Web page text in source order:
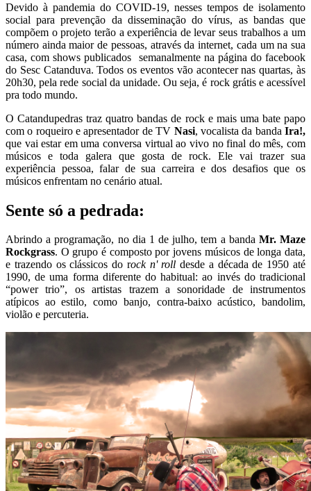
Devido à pandemia do COVID-19, nesses tempos de isolamento
social para prevenção da disseminação do vírus, as bandas que
compõem o projeto terão a experiência de levar seus trabalhos a um
número ainda maior de pessoas, através da internet, cada um na sua
casa, com shows publicados semanalmente na página do facebook
do Sesc Catanduva. Todos os eventos vão acontecer nas quartas, às
20h30, pela rede social da unidade. Ou seja, é rock grátis e acessível
pra todo mundo.
O Catandupedras traz quatro bandas de rock e mais uma bate papo
com o roqueiro e apresentador de TV Nasi, vocalista da bandaIra!,
que vai estar em uma conversa virtual ao vivo no final do mês, com
músicos e toda galera que gosta de rock. Ele vai trazer sua
experiência pessoa, falar de sua carreira e dos desafios que os
músicos enfrentam no cenário atual.
Sente só a pedrada:
Abrindo a programação, no dia 1 de julho, tem a banda Mr. Maze
Rockgrass. O grupo é composto por jovens músicos de longa data,
e trazendo os clássicos do rock n' roll desde a década de 1950 até
1990, de uma forma diferente do habitual: ao invés do tradicional
“power trio”, os artistas trazem a sonoridade de instrumentos
atípicos ao estilo, como banjo, contra-baixo acústico, bandolim,
violão e percuteria.